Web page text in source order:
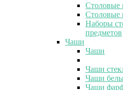
Столовые
Столовые
Наборы
предметов
Чаши
Чаши
Чаши
Чаши
Чаши